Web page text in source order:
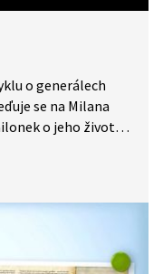
o generálech
se na Milana
o jeho životě